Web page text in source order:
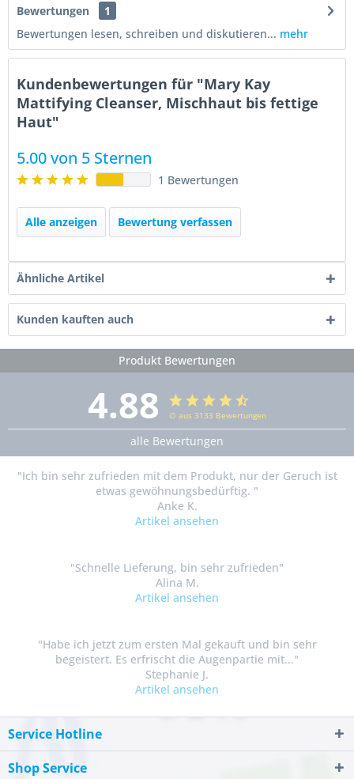
Bewertungen
1
Bewertungen lesen, schreiben und diskutieren... mehr
Kundenbewertungen für "Mary Kay
Mattifying Cleanser, Mischhaut bis fettige
Haut"
5.00 von 5 Sternen
1 Bewertungen
Alle anzeigen Bewertung verfassen
Ähnliche Artikel
Kunden kauften auch
Produkt Bewertungen
4.88 ∅ aus 3133 Bewertungen
alle Bewertungen
"Ich bin sehr zufrieden mit dem Produkt, nur der Geruch ist
etwas gewöhnungsbedürftig. "
Anke K.
Artikel ansehen
"Schnelle Lieferung, bin sehr zufrieden"
Alina M.
Artikel ansehen
"Habe ich jetzt zum ersten Mal gekauft und bin sehr
begeistert. Es erfrischt die Augenpartie mit..."
Stephanie J.
Artikel ansehen
Service Hotline
Shop Service